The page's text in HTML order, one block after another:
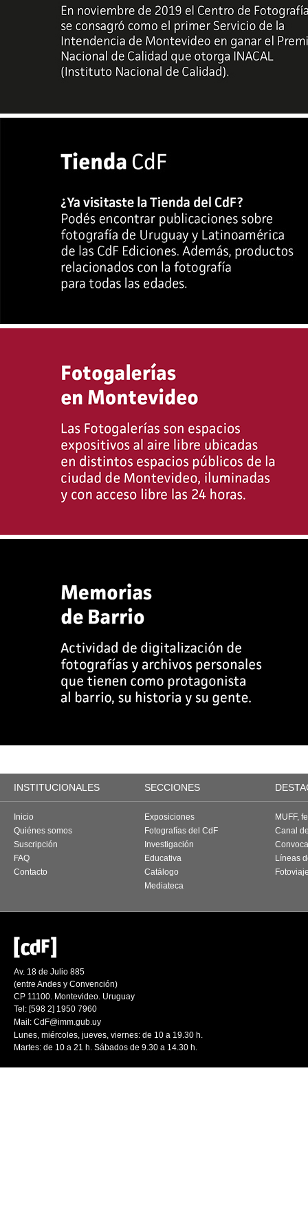
INSTITUCIONALES SECCIONES
Inicio
Quiénes somos
Suscripción
FAQ
Contacto
Exposiciones
Fotografías del CdF
Investigación
Educativa
Catálogo
Mediateca
MUFF,
Canal
Líneas
Av. 18 de Julio 885
(entre Andes y Convención)
CP 11100. Montevideo. Uruguay
Tel: [598 2] 1950 7960
Mail: CdF@imm.gub.uy
Lunes, miércoles, jueves, viernes: de 10 a 19.30 h.
Martes: de 10 a 21 h. Sábados de 9.30 a 14.30 h.